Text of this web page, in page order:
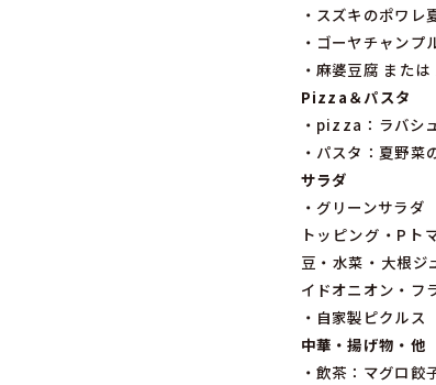
・スズキのポワレ
・ゴーヤチャン
・麻婆豆腐 また
Pizza＆パスタ
・pizza：ラバシ
・パスタ：夏野菜
サラダ
・グリーンサラダ
トッピング・Pト
豆・水菜・大根ジ
イドオニオン・フ
・自家製ピクルス
中華・揚げ物・他
・飲茶：マグロ